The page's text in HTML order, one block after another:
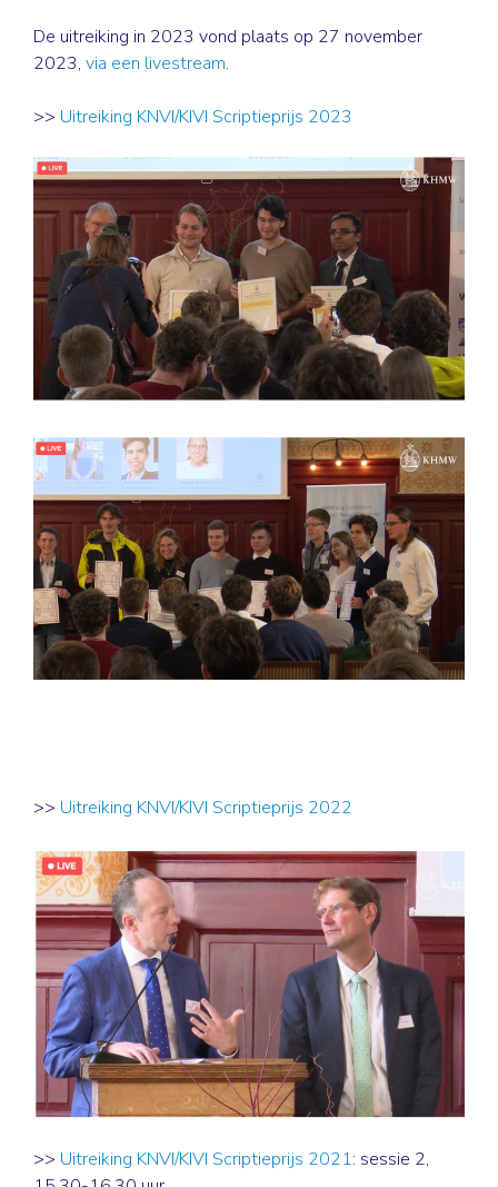
De uitreiking in 2023 vond plaats op 27 november
2023, via een livestream.
>> Uitreiking KNVI/KIVI Scriptieprijs 2023
>> Uitreiking KNVI/KIVI Scriptieprijs 2022
>> Uitreiking KNVI/KIVI Scriptieprijs 2021: sessie 2,